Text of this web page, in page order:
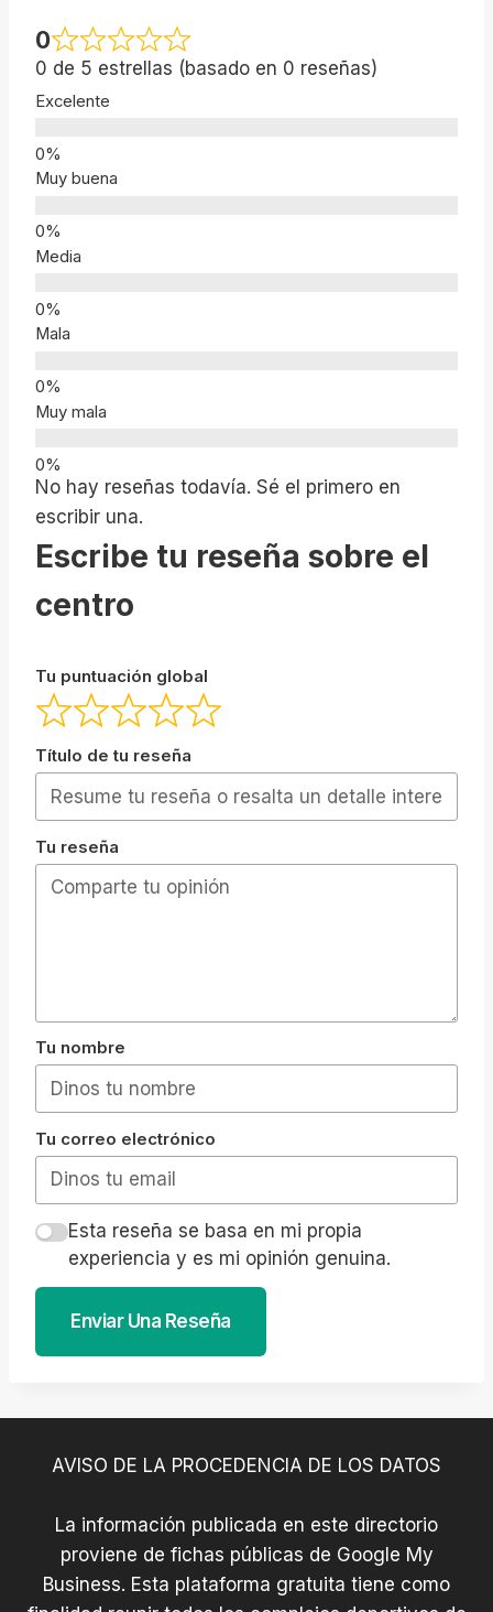
0
0 de 5 estrellas (basado en 0 reseñas)
Excelente
Muy buena
Media
Mala
Muy mala
No hay reseñas todavía. Sé el primero en
escribir una.
Escribe tu reseña sobre el
centro
Tu puntuación global
Título de tu reseña
Tu reseña
Tu nombre
Tu correo electrónico
Esta reseña se basa en mi propia
experiencia y es mi opinión genuina.
Enviar Una Reseña
AVISO DE LA PROCEDENCIA DE LOS DATOS
La información publicada en este directorio
proviene de fichas públicas de Google My
Business. Esta plataforma gratuita tiene como